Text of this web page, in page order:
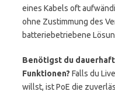
eines Kabels oft
ohne Zustimmung des
batteriebetriebene
Benötigst du
Funktionen? Falls du
willst, ist PoE die